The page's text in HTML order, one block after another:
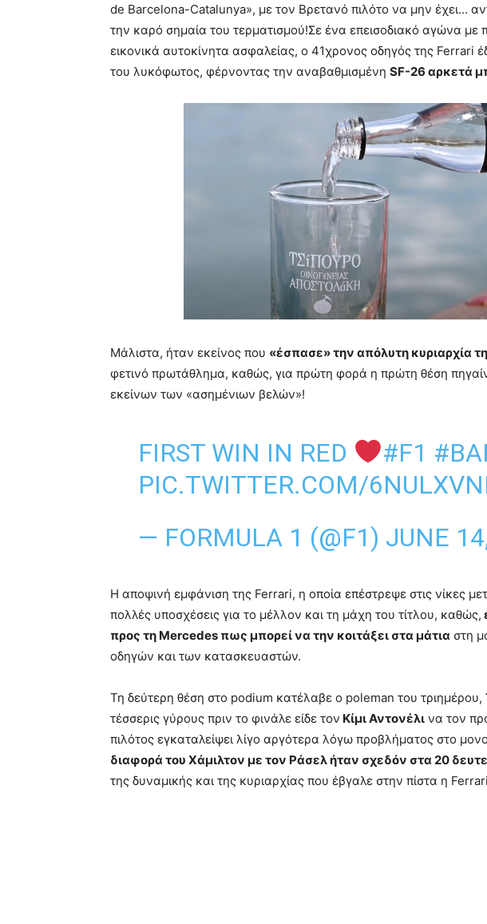
de Barcelona-Catalunya», με τον Βρετανό πιλότο να μην έχει…
την καρό σημαία του τερματισμού!Σε ένα επεισοδιακό αγώνα με
εικονικά αυτοκίνητα ασφαλείας, ο 41χρονος οδηγός της Ferrari
του λυκόφωτος, φέρνοντας την αναβαθμισμένη SF-26 αρκετά
Μάλιστα, ήταν εκείνος που «έσπασε» την απόλυτη κυριαρχία
φετινό πρωτάθλημα, καθώς, για πρώτη φορά η πρώτη θέση
εκείνων των «ασημένιων βελών»!
FIRST WIN IN RED #F1
PIC.TWITTER.COM/
— FORMULA 1 (@F1) JUNE
Η αποψινή εμφάνιση της Ferrari, η οποία επέστρεψε στις νίκες
πολλές υποσχέσεις για το μέλλον και τη μάχη του τίτλου, καθώς,
προς τη Mercedes πως μπορεί να την κοιτάξει στα μάτια στη
οδηγών και των κατασκευαστών.
Τη δεύτερη θέση στο podium κατέλαβε ο poleman του τριημέρου,
τέσσερις γύρους πριν το φινάλε είδε τον Κίμι Αντονέλι να τον
πιλότος εγκαταλείψει λίγο αργότερα λόγω προβλήματος στο
διαφορά του Χάμιλτον με τον Ράσελ ήταν σχεδόν στα 20
της δυναμικής και της κυριαρχίας που έβγαλε στην πίστα η